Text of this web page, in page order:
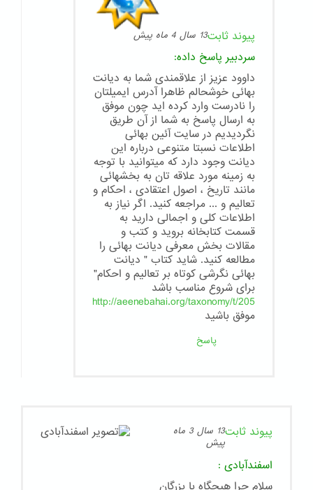
پیوند ثابت13 سال 4 ماه پیش
سردبیر پاسخ داده:
داوود عزیز از علاقمندی شما به دیانت
بهائی خوشحالم ظاهرا آدرس ایمیلتان
را نادرست وارد کرده اید چون موفق
به ارسال پاسخ به شما از آن طریق
نگردیدیم در سایت آئین بهائی
اطلاعات نسبتا متنوعی درباره این
دیانت وجود دارد که میتوانید با توجه
به زمینه مورد علاقه تان به بخشهائی
مانند تاریخ ، اصول اعتقادی ، احکام و
تعالیم و ... مراجعه کنید. اگر نیاز به
اطلاعات کلی و اجمالی دارید به
قسمت کتابخانه بروید و کتب و
مقالات بخش معرفی دیانت بهائی را
مطالعه کنید. شاید کتاب " دیانت
بهائی نگرشی کوتاه بر تعالیم و احکام"
برای شروع مناسب باشد
http://aeenebahai.org/taxonomy/t/205
موفق باشید
پاسخ
پیوند ثابت
13 سال 3 ماه
پیش
اسفندآبادی :
سلام چرا هیچگاه با بزرگان